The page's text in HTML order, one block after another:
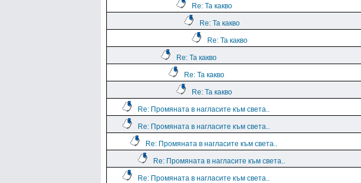
Re: Та какво
Re: Та какво
Re: Та какво
Re: Та какво
Re: Та какво
Re: Та какво
Re: Промяната в нагласите към света..
Re: Промяната в нагласите към света..
Re: Промяната в нагласите към света..
Re: Промяната в нагласите към света..
Re: Промяната в нагласите към света..